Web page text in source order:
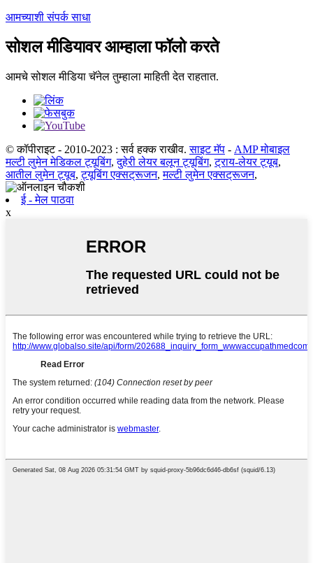
आमच्याशी संपर्क साधा
सोशल मीडियावर आम्हाला फॉलो करते
आमचे सोशल मीडिया चॅनेल तुम्हाला माहिती देत ​​राहतात.
© कॉपीराइट - 2010-2023 : सर्व हक्क राखीव. साइट मॅप - AMP मोबाइल
मल्टी लुमेन मेडिकल ट्यूबिंग,दुहेरी लेयर बलून ट्यूबिंग,ट्राय-लेयर ट्यूब,
आतील लुमेन ट्यूब,ट्यूबिंग एक्सट्रूजन,मल्टी लुमेन एक्सट्रूजन,
ई - मेल पाठवा
x